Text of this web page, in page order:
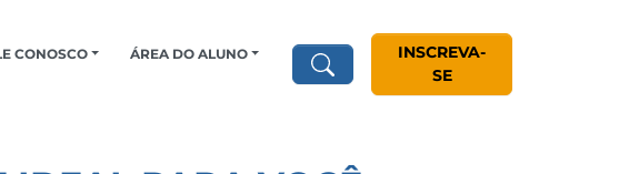
CONOSCO ÁREA DO ALUNO
INSCREVA-
SE